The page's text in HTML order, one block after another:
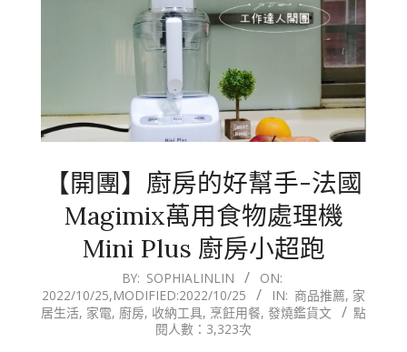
【開團】廚房的好幫手-法國
Magimix萬用食物處理機
Mini Plus 廚房小超跑
10-
25
BY: SOPHIALINLIN
ON:
2022/10/25,MODIFIED:2022/10/25 IN: 商品推薦, 家
居生活, 家電, 廚房, 收納工具, 烹飪用餐, 發燒鑑貨文
點
閱人數：3,323次